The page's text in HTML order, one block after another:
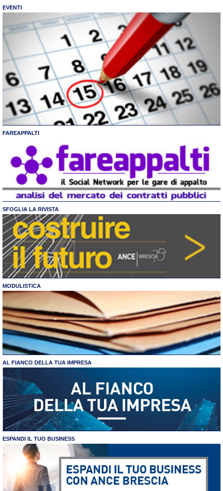
EVENTI
FAREAPPALTI
SFOGLIA LA RIVISTA
MODULISTICA
AL FIANCO DELLA TUA IMPRESA
ESPANDI IL TUO BUSINESS